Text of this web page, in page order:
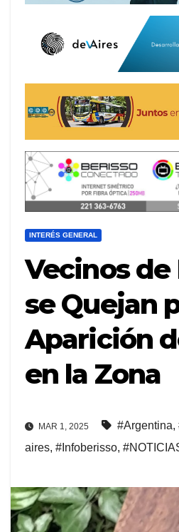
INTERÉS GENERAL
Vecinos de
se Quejan
Aparición
en la Zona
MAR 1, 2025 #Argentina,
aires, #Infoberisso,